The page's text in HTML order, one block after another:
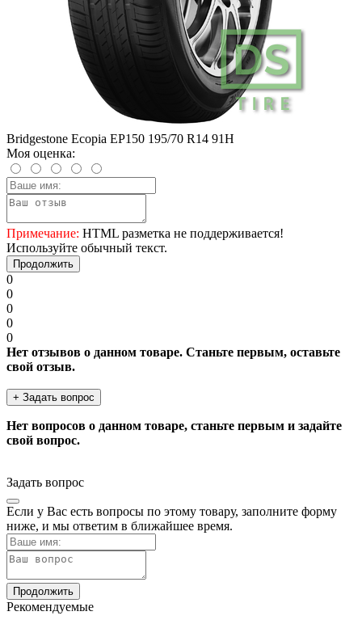
Bridgestone Ecopia EP150 195/70 R14 91H
Моя оценка:
Примечание: HTML разметка не поддерживается!
Используйте обычный текст.
Продолжить
0
0
0
0
0
Нет отзывов о данном товаре. Станьте первым, оставьте
свой отзыв.
+ Задать вопрос
Нет вопросов о данном товаре, станьте первым и задайте
свой вопрос.
Задать вопрос
Если у Вас есть вопросы по этому товару, заполните форму
ниже, и мы ответим в ближайшее время.
Продолжить
Рекомендуемые